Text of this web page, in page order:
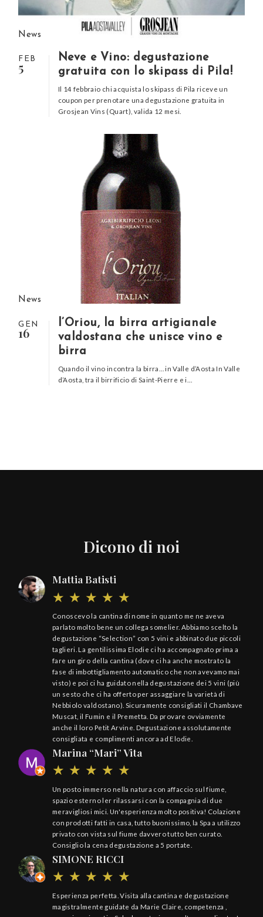
News
FEB
5
Neve e Vino: degustazione
gratuita con lo skipass di Pila!
Il 14 febbraio chi acquista lo skipass di Pila riceve un
coupon per prenotare una degustazione gratuita in
Grosjean Vins (Quart), valida 12 mesi.
News
GEN
16
l’Oriou, la birra artigianale
valdostana che unisce vino e
birra
Quando il vino incontra la birra… in Valle d’Aosta In Valle
d’Aosta, tra il birrificio di Saint-Pierre e i…
Dicono di noi
Mattia Batisti
Conoscevo la cantina di nome in quanto me ne aveva
parlato molto bene un collega somelier. Abbiamo scelto la
degustazione “Selection” con 5 vini e abbinato due piccoli
taglieri. La gentilissima Elodie ci ha accompagnato prima a
fare un giro della cantina (dove ci ha anche mostrato la
fase di imbottigliamento automatico che non avevamo mai
visto) e poi ci ha guidato nella degustazione dei 5 vini (più
un sesto che ci ha offerto per assaggiare la varietà di
Nebbiolo valdostano). Sicuramente consigliati il Chambave
Muscat, il Fumin e il Premetta. Da provare ovviamente
anche il loro Petit Arvine. Degustazione assolutamente
consigliata e complimenti ancora ad Elodie.
Marina “Mari” Vita
Un posto immerso nella natura con affaccio sul fiume,
spazio esterno ler rilassarsi con la compagnia di due
meravigliosi mici. Un'esperienza molto positiva! Colazione
con prodotti fatti in casa, tutto buonissimo, la Spa a utilizzo
privato con vista sul fiume davvero tutto ben curato.
Consiglio la cena degustazione a 5 portate.
SIMONE RICCI
Esperienza perfetta. Visita alla cantina e degustazione
magistralmente guidate da Marie Claire, competenza ,